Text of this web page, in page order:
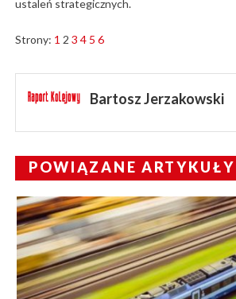
ustaleń strategicznych.
Strony: 1 2 3 4 5 6
Bartosz Jerzakowski
POWIĄZANE ARTYKUŁY